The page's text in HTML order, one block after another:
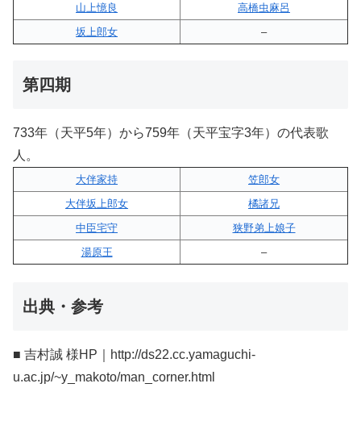
山上憶良
高橋虫麻呂
坂上郎女
–
第四期
733年（天平5年）から759年（天平宝字3年）の代表歌
人。
大伴家持
笠郎女
大伴坂上郎女
橘諸兄
中臣宅守
狭野弟上娘子
湯原王
–
出典・参考
■ 吉村誠 様HP｜http://ds22.cc.yamaguchi-
u.ac.jp/~y_makoto/man_corner.html